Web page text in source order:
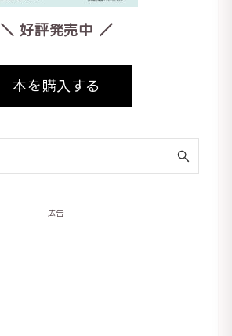
＼ 好評発売中 ／
本を購入する
広告